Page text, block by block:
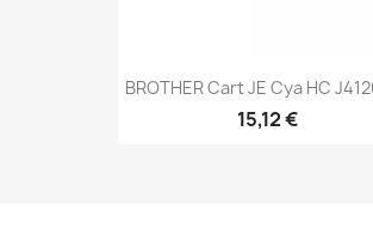
BROTHER Cart JE Cya HC
15,12 €